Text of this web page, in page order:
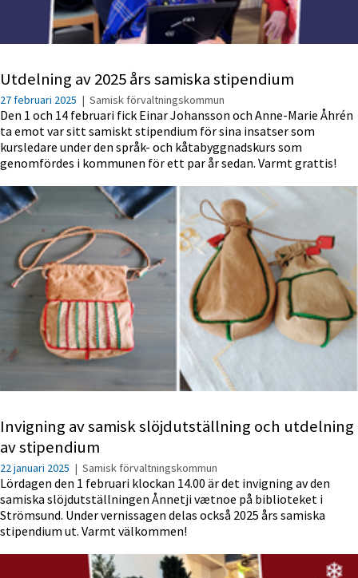
Utdelning av 2025 års samiska stipendium
27 februari 2025 | Samisk förvaltningskommun
Den 1 och 14 februari fick Einar Johansson och Anne-Marie Åhrén
ta emot var sitt samiskt stipendium för sina insatser som
kursledare under den språk- och kåtabyggnadskurs som
genomfördes i kommunen för ett par år sedan. Varmt grattis!
Invigning av samisk slöjdutställning och utdelning
av stipendium
22 januari 2025 | Samisk förvaltningskommun
Lördagen den 1 februari klockan 14.00 är det invigning av den
samiska slöjdutställningen Ånnetji vætnoe på biblioteket i
Strömsund. Under vernissagen delas också 2025 års samiska
stipendium ut. Varmt välkommen!